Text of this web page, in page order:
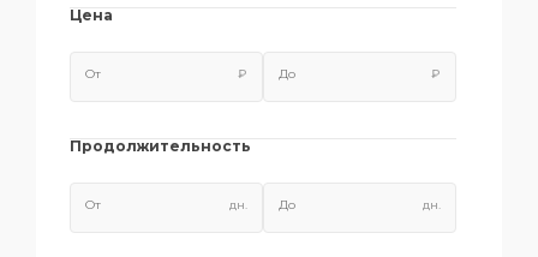
Цена
₽ ₽
Продолжительность
дн. дн.